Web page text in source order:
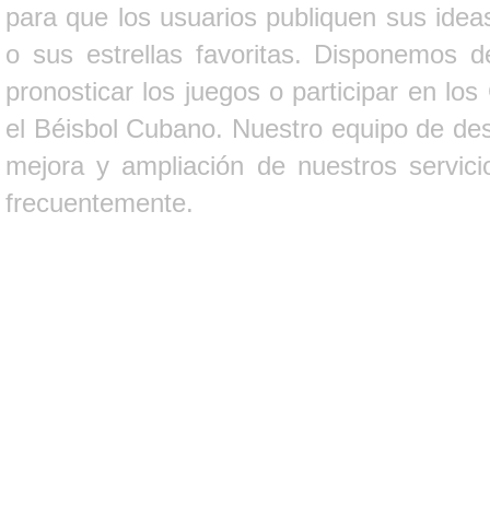
para que los usuarios publiquen sus
o sus estrellas favoritas. Disponemos
pronosticar los juegos o participar en
el Béisbol Cubano. Nuestro equipo de
mejora y ampliación de nuestros
frecuentemente.